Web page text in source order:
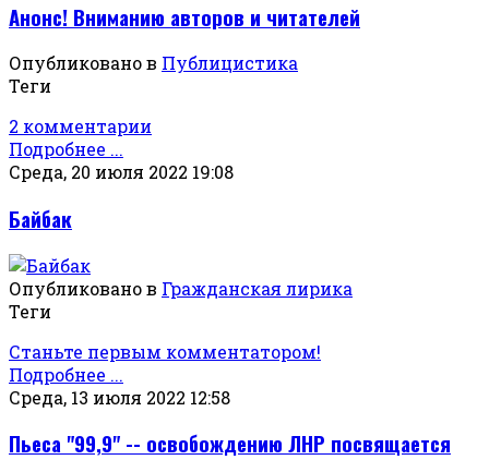
Анонс! Вниманию авторов и читателей
Опубликовано в Публицистика
Теги
2 комментарии
Подробнее ...
Среда, 20 июля 2022 19:08
Байбак
Опубликовано в Гражданская лирика
Теги
Станьте первым комментатором!
Подробнее ...
Среда, 13 июля 2022 12:58
Пьеса "99,9" -- освобождению ЛНР посвящается